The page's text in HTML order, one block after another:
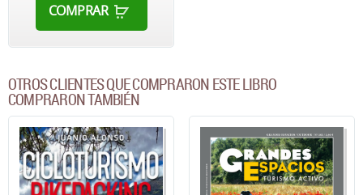
COMPRAR
OTROS CLIENTES QUE COMPRARON ESTE LIBRO
COMPRARON TAMBIÉN